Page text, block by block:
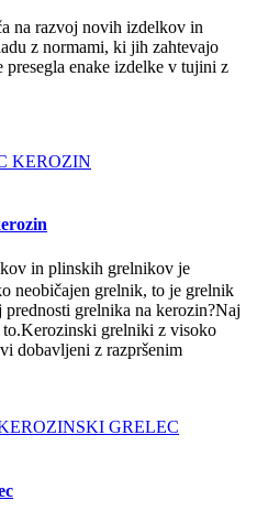
na razvoj novih izdelkov in
z normami, ki jih zahtevajo
enake izdelke v tujini z
in plinskih grelnikov je
neobičajen grelnik, to je grelnik
grelnika na kerozin?Naj
to.Kerozinski grelniki z visoko
dobavljeni z razpršenim